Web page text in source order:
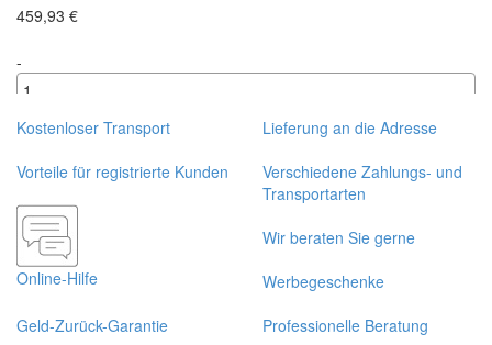
459,93 €
-
+
Kostenloser Transport
Lieferung an die Adresse
Vorteile für registrierte Kunden
Verschiedene Zahlungs- und
Transportarten
Online-Hilfe
Wir beraten Sie gerne
Werbegeschenke
Geld-Zurück-Garantie
Professionelle Beratung